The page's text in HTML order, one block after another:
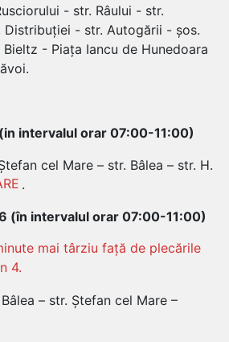
- str. Râului - str.
- str. Autogării - șos.
- Piața Iancu de Hunedoara
intervalul orar 07:00-11:00)
cel Mare – str. Bâlea – str. H.
.
(în intervalul orar 07:00-11:00)
mai târziu față de plecările
4.
– str. Ștefan cel Mare –